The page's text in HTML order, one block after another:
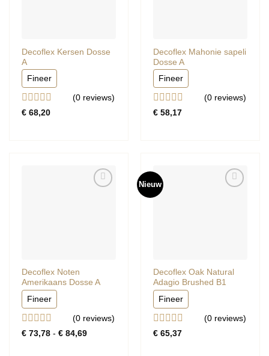
Decoflex Kersen Dosse
A
Fineer
Gewaardeerd
(0reviews)
€68,20
Decoflex Mahonie sapeli
Dosse A
Fineer
Gewaardeerd
(0reviews)
€58,17
Decoflex Noten
Amerikaans Dosse A
Fineer
Gewaardeerd
(0reviews)
€73,78 - €84,69Prijsklasse:
Nieuw
Decoflex Oak Natural
Adagio Brushed B1
Fineer
Gewaardeerd
(0reviews)
€65,37